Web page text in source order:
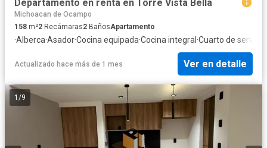
Departamento en renta en Torre Vista Bella
Michoacan de Ocampo
158 m²2 Recámaras2 BañosApartamento
·Alberca·Asador·Cocina equipada·Cocina integral ·Cuarto de servicio
Actualizado hace más de 1 mes Ver en detalle
1 /9